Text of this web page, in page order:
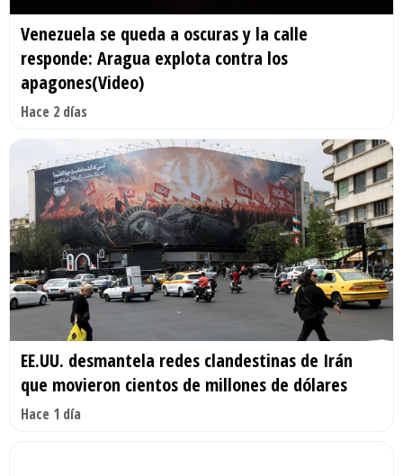
Venezuela se queda a oscuras y la calle
responde: Aragua explota contra los
apagones(Video)
Hace 2 días
EE.UU. desmantela redes clandestinas de Irán
que movieron cientos de millones de dólares
Hace 1 día